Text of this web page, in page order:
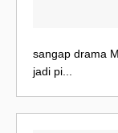
sangap drama
jadi pi...